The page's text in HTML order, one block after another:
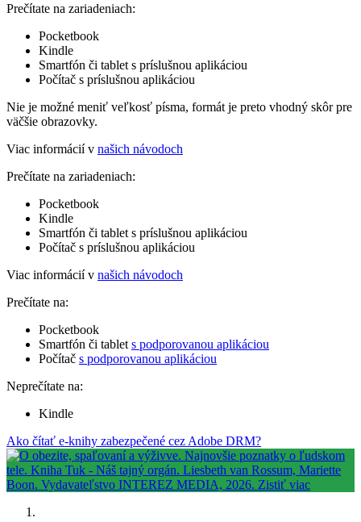
Prečítate na zariadeniach:
Pocketbook
Kindle
Smartfón či tablet s príslušnou aplikáciou
Počítač s príslušnou aplikáciou
Nie je možné meniť veľkosť písma, formát je preto vhodný skôr pre
väčšie obrazovky.
Viac informácií v našich návodoch
Prečítate na zariadeniach:
Pocketbook
Kindle
Smartfón či tablet s príslušnou aplikáciou
Počítač s príslušnou aplikáciou
Viac informácií v našich návodoch
Prečítate na:
Pocketbook
Smartfón či tablet s podporovanou aplikáciou
Počítač s podporovanou aplikáciou
Neprečítate na:
Kindle
Ako čítať e-knihy zabezpečené cez Adobe DRM?